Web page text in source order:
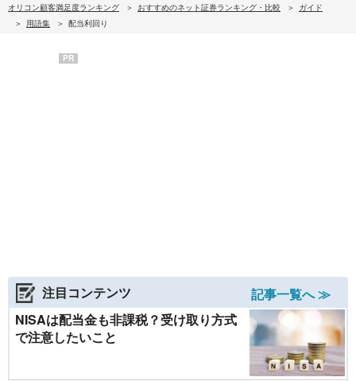
オリコン顧客満足度ランキング おすすめのネット証券ランキング・比較
ガイド
用語集
配当利回り
PR
注目コンテンツ
記事一覧へ ≫
NISAは配当金も非課税？受け取り方式
で注意したいこと